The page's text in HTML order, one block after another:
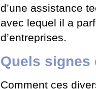
d’une assistance
avec lequel il a
d’entreprises.
Quels signes
Comment ces